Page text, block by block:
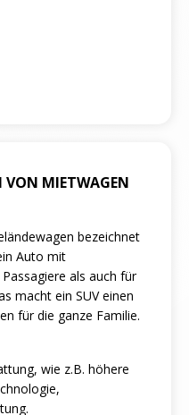
VON MIETWAGEN
bezeichnet
Auto mit
als auch für
macht ein SUV einen
für die ganze Familie.
wie z.B. höhere